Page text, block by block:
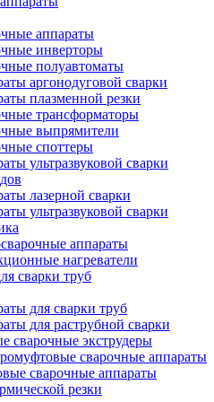
аппараты
инверторы
полуавтоматы
аргонодуговой сварки
плазменной резки
трансформаторы
выпрямители
споттеры
ультразвуковой сварки
лазерной сварки
ультразвуковой сварки
аппараты
нагреватели
сварки труб
для сварки труб
для раструбной сварки
сварочные экструдеры
сварочные аппараты
сварочные аппараты
резки